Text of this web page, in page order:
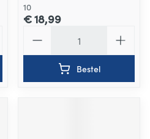
10
€ 18,99
Bestel